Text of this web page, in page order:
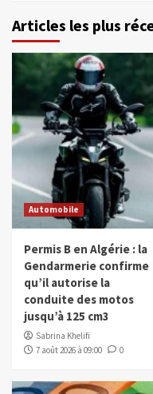
Articles les plus
Automobile
Permis B en Algérie : la
Gendarmerie confirme
qu’il autorise la
conduite des motos
jusqu’à 125 cm3
Sabrina Khelifi
7 août 2026 à 09:00
0